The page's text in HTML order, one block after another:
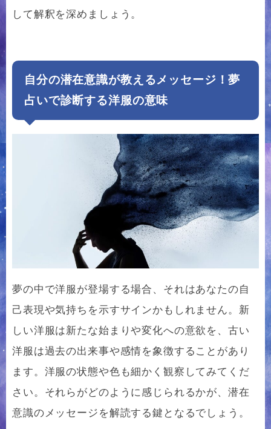
して解釈を深めましょう。
自分の潜在意識が教えるメッセージ！夢
占いで診断する洋服の意味
夢の中で洋服が登場する場合、それはあなたの自
己表現や気持ちを示すサインかもしれません。新
しい洋服は新たな始まりや変化への意欲を、古い
洋服は過去の出来事や感情を象徴することがあり
ます。洋服の状態や色も細かく観察してみてくだ
さい。それらがどのように感じられるかが、潜在
意識のメッセージを解読する鍵となるでしょう。